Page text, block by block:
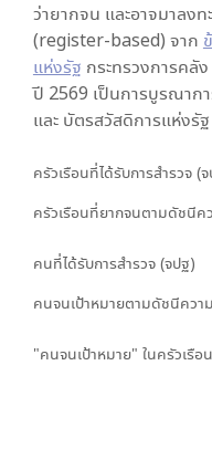
ว่ายากจน และอาจมาลง
(register-based) จาก
แห่งรัฐ กระทรวงการคลัง
ปี 2569 เป็นการบูรณาก
และ บัตรสวัสดิการแห่งรั
ครัวเรือนที่ได้รับการสำรวจ (
ครัวเรือนที่ยากจนตามดัชนี
คนที่ได้รับการสำรวจ (จปฐ)
คนจนเป้าหมายตามดัชนีคว
"คนจนเป้าหมาย" ในครัวเรื